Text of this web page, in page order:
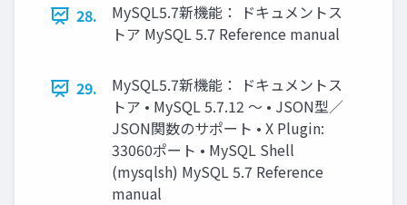
28.
MySQL5.7新機能： ドキュメントス
トア MySQL 5.7 Reference manual
29.
MySQL5.7新機能： ドキュメントス
トア • MySQL 5.7.12 ～ • JSON型／
JSON関数のサポート • X Plugin:
33060ポート • MySQL Shell
(mysqlsh) MySQL 5.7 Reference
manual